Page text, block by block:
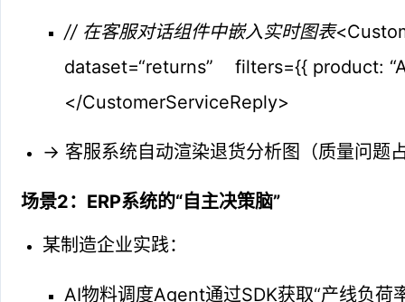
// 在客服对话组件中嵌入实时图表
dataset=“returns” filters={{ product:
</CustomerServiceReply>
→ 客服系统自动渲染退货分析图（质量问题
场景2：ERP系统的“自主决策脑”
某制造企业实践：
AI物料调度Agent通过SDK获取“产线负荷